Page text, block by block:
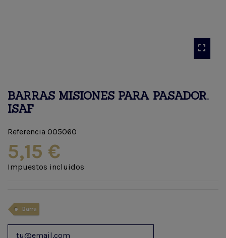
BARRAS MISIONES PARA PASADOR.
ISAF
Referencia 005060
5,15 €
Impuestos incluidos
Barra